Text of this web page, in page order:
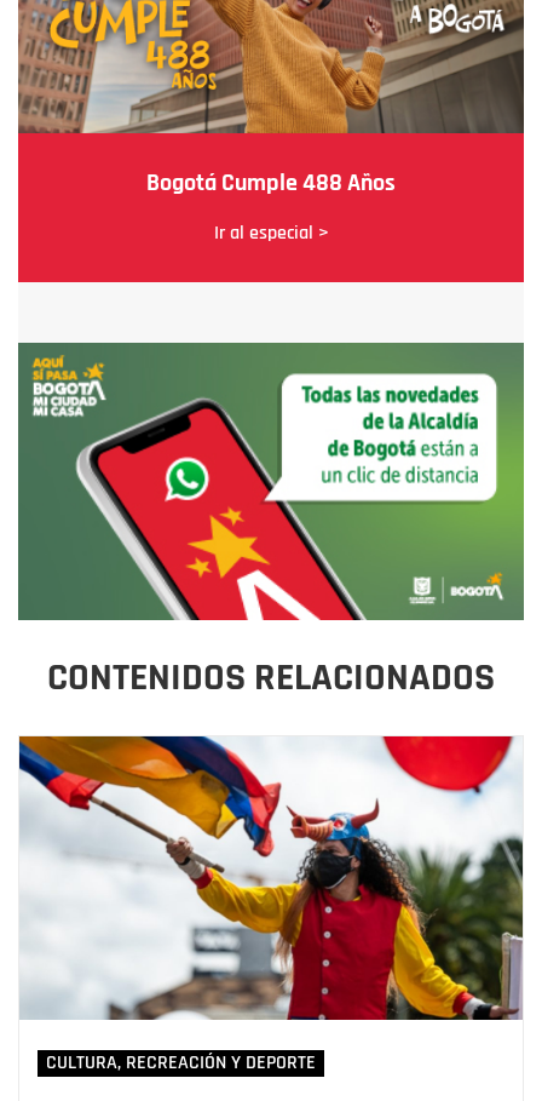
Bogotá Cumple 488 Años
Ir al especial >
CONTENIDOS RELACIONADOS
CULTURA, RECREACIÓN Y DEPORTE